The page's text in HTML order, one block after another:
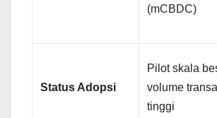
(mCBDC)
Status Adopsi
Pilot skala
volume
tinggi